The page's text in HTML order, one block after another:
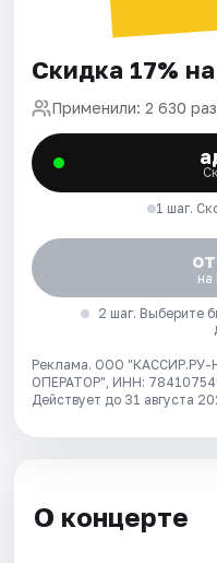
Скидка 17%
Применили: 2 630 раз
1 шаг.
на
2 шаг. Выберите
Реклама. ООО
ОПЕРАТОР", ИНН:
Действует до 31 августа
О концерте